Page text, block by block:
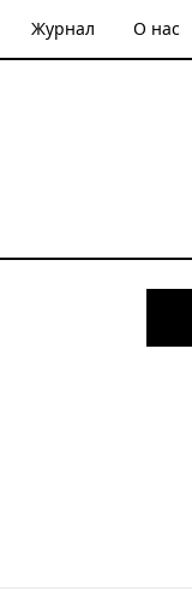
Журнал О нас